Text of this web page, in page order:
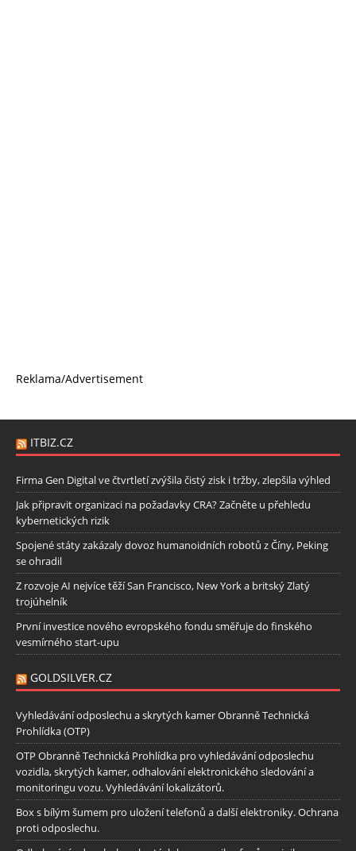
Reklama/Advertisement
ITBIZ.CZ
Firma Gen Digital ve čtvrtletí zvýšila čistý zisk i tržby, zlepšila výhled
Jak připravit organizaci na požadavky CRA? Začněte u přehledu
kybernetických rizik
Spojené státy zakázaly dovoz humanoidních robotů z Číny, Peking
se ohradil
Z rozvoje AI nejvíce těží San Francisco, New York a britský Zlatý
trojúhelník
První investice nového evropského fondu směřuje do finského
vesmírného start-upu
GOLDSILVER.CZ
Vyhledávání odposlechu a skrytých kamer Obranně Technická
Prohlídka (OTP)
OTP Obranně Technická Prohlídka pro vyhledávání odposlechu
vozidla, skrytých kamer, odhalování elektronického sledování a
monitoringu vozu. Vyhledávání lokalizátorů.
Box s bílým šumem pro uložení telefonů a další elektroniky. Ochrana
proti odposlechu.